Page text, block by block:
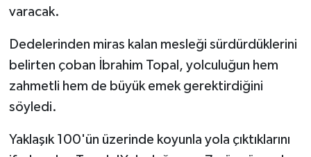
varacak.
Dedelerinden miras kalan mesleği sürdürdüklerini
belirten çoban İbrahim Topal, yolculuğun hem
zahmetli hem de büyük emek gerektirdiğini
söyledi.
Yaklaşık 100'ün üzerinde koyunla yola çıktıklarını
MAGAZİN
Otomobil